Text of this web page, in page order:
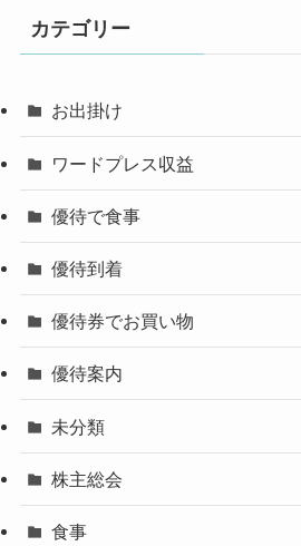
カテゴリー
お出掛け
ワードプレス収益
優待で食事
優待到着
優待券でお買い物
優待案内
未分類
株主総会
食事